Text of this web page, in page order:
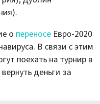
о переносе Евро-2020
В связи с этим
поехать на турнир в
вернуть деньги за